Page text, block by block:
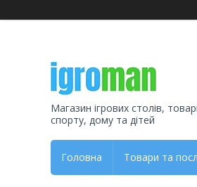
Магазин ігрових столів,
спорту, дому та дітей
Головна Товари та